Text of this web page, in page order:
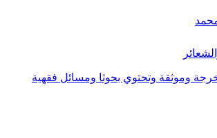
وموثقة وتحتوي بحوثا ومسائل فقهية